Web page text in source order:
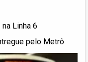
Linha 6
pelo Metrô